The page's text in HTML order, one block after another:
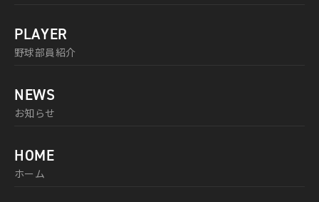
PLAYER
野球部員紹介
NEWS
お知らせ
HOME
ホーム